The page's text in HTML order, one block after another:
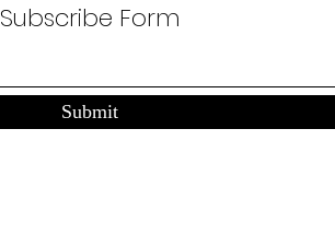
Subscribe Form
Submit